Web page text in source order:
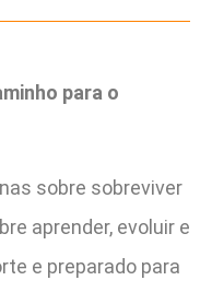
para o
sobre sobreviver
aprender, evoluir e
e preparado para